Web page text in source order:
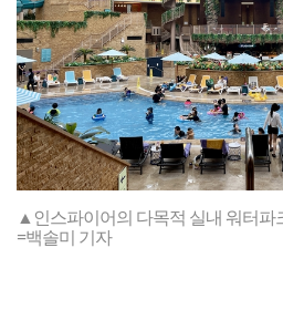
▲인스파이어의 다목적 실내 워터파
=백솔미 기자